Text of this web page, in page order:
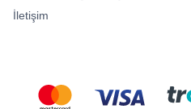
İletişim